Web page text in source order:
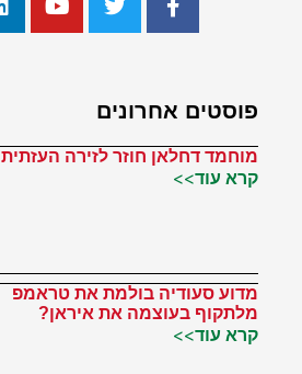
פוסטים אחרונים
מוחמד דחלאן חוזר לזירה העזתית
קרא עוד>>
מדוע סעודיה בולמת את טראמפ
מלתקוף בעוצמה את איראן?
קרא עוד>>